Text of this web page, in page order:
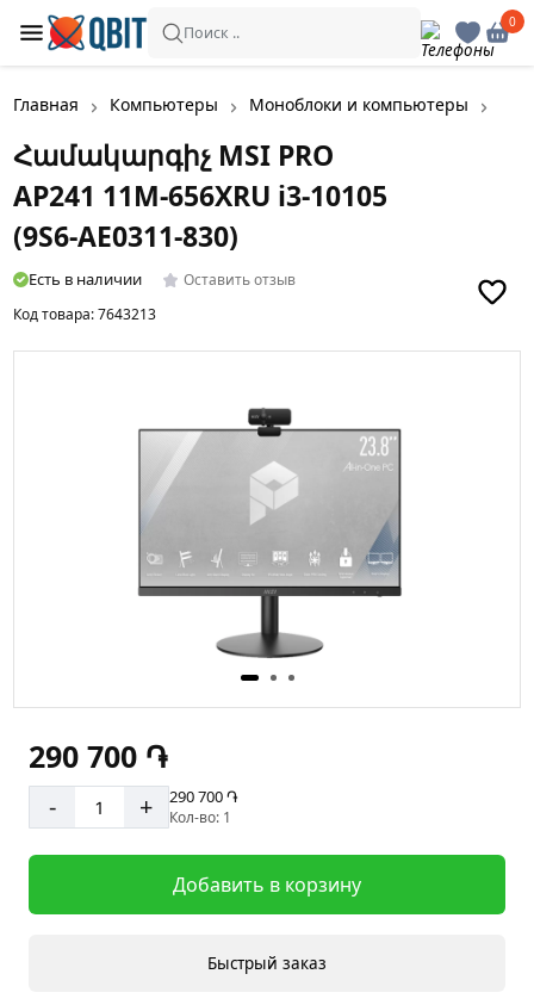
Поиск ..
0
Главная Компьютеры Моноблоки и компьютеры
Համակարգիչ MSI PRO
AP241 11M-656XRU i3-10105
(9S6-AE0311-830)
Есть в наличии
Оставить отзыв
Код товара:7643213
290 700 ֏
- + 290 700 ֏
Кол-во: 1
Добавить в корзину
Быстрый заказ